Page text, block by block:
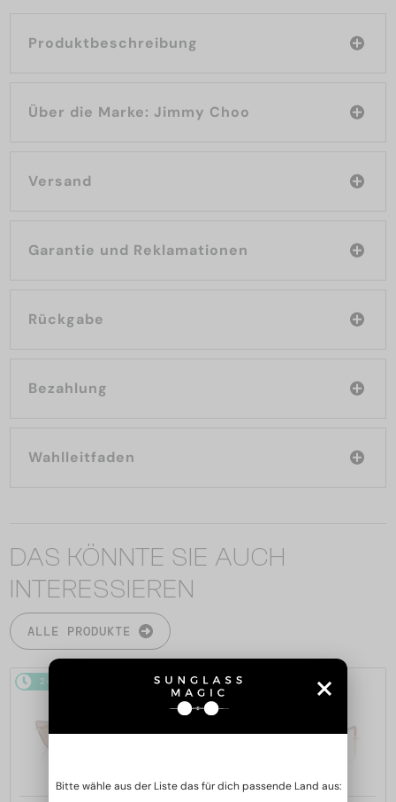
Produktbeschreibung
Über die Marke: Jimmy Choo
Versand
Garantie und Reklamationen
Rückgabe
Bezahlung
Wahlleitfaden
DAS KÖNNTE SIE AUCH
INTERESSIEREN
ALLE PRODUKTE
2-4 WERKTAGE 2-4 WERKTAGE
Bitte wähle aus der Liste das für dich passende Land aus: